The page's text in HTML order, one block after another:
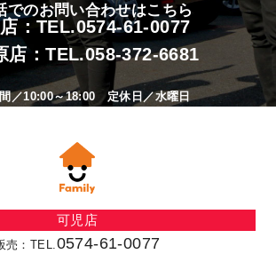
でのお問い合わせはこちら
：TEL.0574-61-0077
店：TEL.058-372-6681
／10:00～18:00 定休日／水曜日
可児店
売：TEL.0574-61-0077